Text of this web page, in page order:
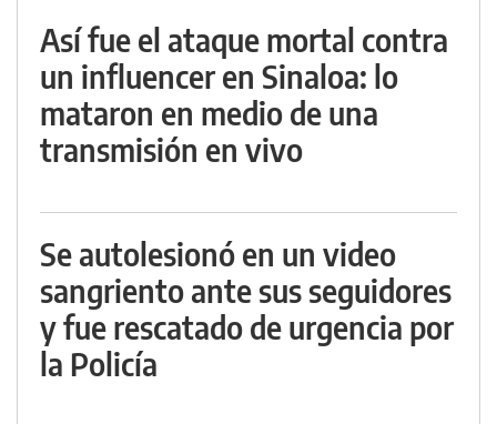
Así fue el ataque mortal contra
un influencer en Sinaloa: lo
mataron en medio de una
transmisión en vivo
Se autolesionó en un video
sangriento ante sus seguidores
y fue rescatado de urgencia por
la Policía